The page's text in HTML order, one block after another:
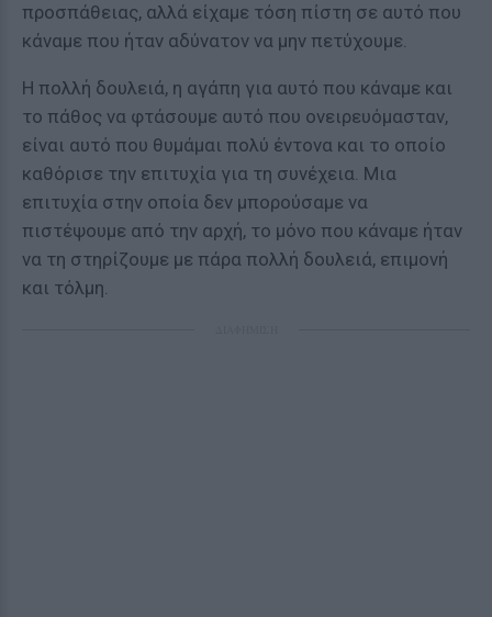
προσπάθειας, αλλά είχαμε τόση πίστη σε αυτό που
κάναμε που ήταν αδύνατον να μην πετύχουμε.
Η πολλή δουλειά, η αγάπη για αυτό που κάναμε και
το πάθος να φτάσουμε αυτό που ονειρευόμασταν,
είναι αυτό που θυμάμαι πολύ έντονα και το οποίο
καθόρισε την επιτυχία για τη συνέχεια. Μια
επιτυχία στην οποία δεν μπορούσαμε να
πιστέψουμε από την αρχή, το μόνο που κάναμε ήταν
να τη στηρίζουμε με πάρα πολλή δουλειά, επιμονή
και τόλμη.